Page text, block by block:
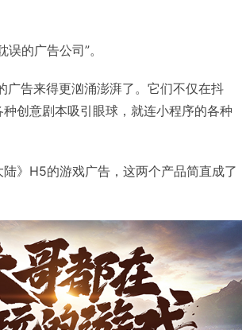
的广告公司”。
告来得更汹涌澎湃了。它们不仅在抖
创意剧本吸引眼球，就连小程序的各种
》H5的游戏广告，这两个产品简直成了